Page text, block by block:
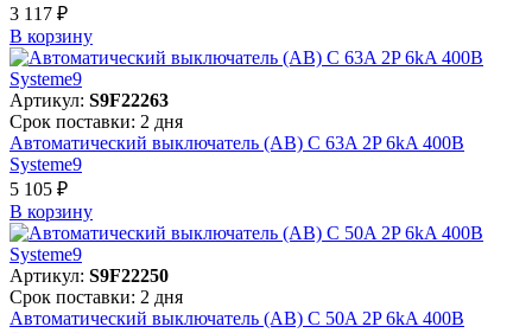
3 117 ₽
В корзинy
Артикул: S9F22263
Срок поставки: 2 дня
Автоматический выключатель (АВ) C 63A 2P 6kA 400В
Systeme9
5 105 ₽
В корзинy
Артикул: S9F22250
Срок поставки: 2 дня
Автоматический выключатель (АВ) C 50A 2P 6kA 400В